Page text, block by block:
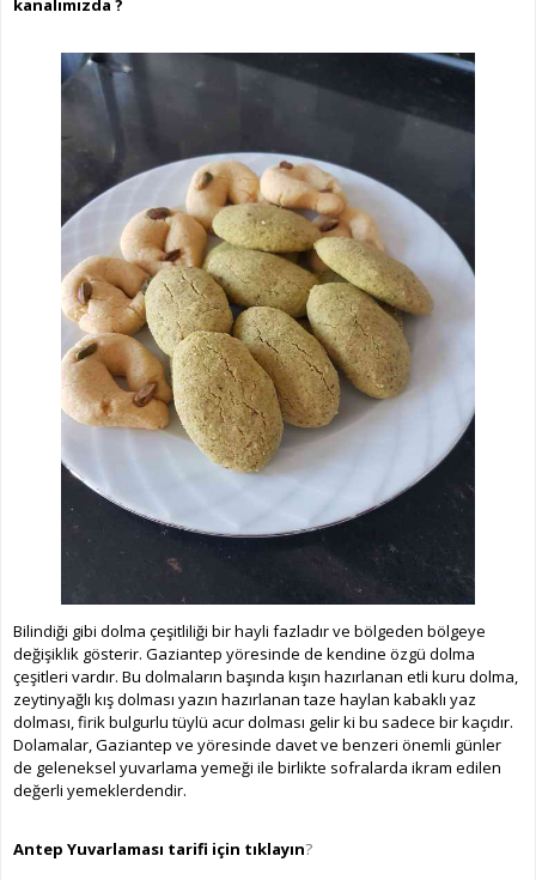
kanalımızda ?
Bilindiği gibi dolma çeşitliliği bir hayli fazladır ve bölgeden bölgeye
değişiklik gösterir. Gaziantep yöresinde de kendine özgü dolma
çeşitleri vardır. Bu dolmaların başında kışın hazırlanan etli kuru dolma,
zeytinyağlı kış dolması yazın hazırlanan taze haylan kabaklı yaz
dolması, firik bulgurlu tüylü acur dolması gelir ki bu sadece bir kaçıdır.
Dolamalar, Gaziantep ve yöresinde davet ve benzeri önemli günler
de geleneksel yuvarlama yemeği ile birlikte sofralarda ikram edilen
değerli yemeklerdendir.
Antep Yuvarlaması tarifi için tıklayın?